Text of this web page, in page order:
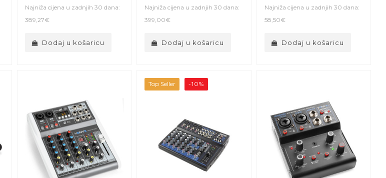
Najniža cijena u zadnjih 30 dana:
389,27€
Dodaj u košaricu
Najniža cijena u zadnjih 30 dana:
399,00€
Dodaj u košaricu
Najniža cijena u zadnjih 30 dana:
58,50€
Dodaj u košaricu
Top Seller -10%